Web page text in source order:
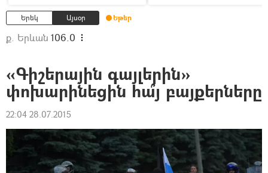
Երեկ Այսօր Եթեր
ք. Երևան 106.0
«Գիշերային գայլերին»
փոխարինեցին հա՞յ բայքերները
22:04 28.07.2015